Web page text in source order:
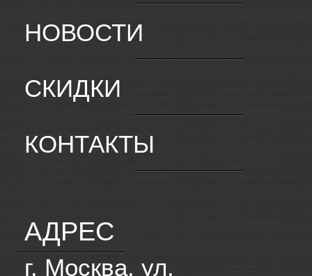
НОВОСТИ
СКИДКИ
КОНТАКТЫ
АДРЕС
г. Москва, ул.